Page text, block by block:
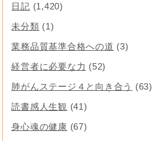
日記 (1,420)
未分類 (1)
業務品質基準合格への道 (3)
経営者に必要な力 (52)
肺がんステージ４と向き合う
(63)
読書感人生観 (41)
身心魂の健康 (67)